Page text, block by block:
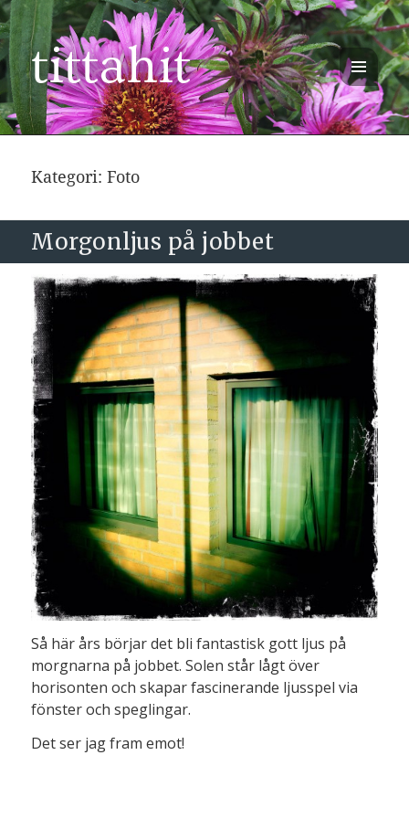
tittahit
MENY
OCH
WIDGETS
Kategori:Foto
Morgonljus på jobbet
Så här års börjar det bli fantastisk gott ljus på
morgnarna på jobbet. Solen står lågt över
horisonten och skapar fascinerande ljusspel via
fönster och speglingar.
Det ser jag fram emot!